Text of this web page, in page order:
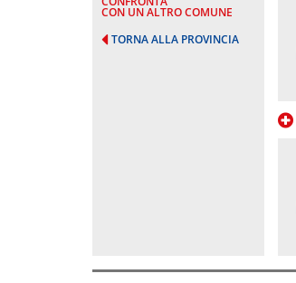
CON UN ALTRO COMUNE
TORNA ALLA PROVINCIA